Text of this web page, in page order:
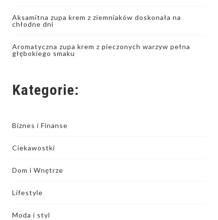
Aksamitna zupa krem z ziemniaków doskonała na
chłodne dni
Aromatyczna zupa krem z pieczonych warzyw pełna
głębokiego smaku
Kategorie:
Biznes i Finanse
Ciekawostki
Dom i Wnętrze
Lifestyle
Moda i styl